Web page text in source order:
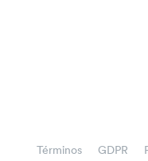
Términos GDPR